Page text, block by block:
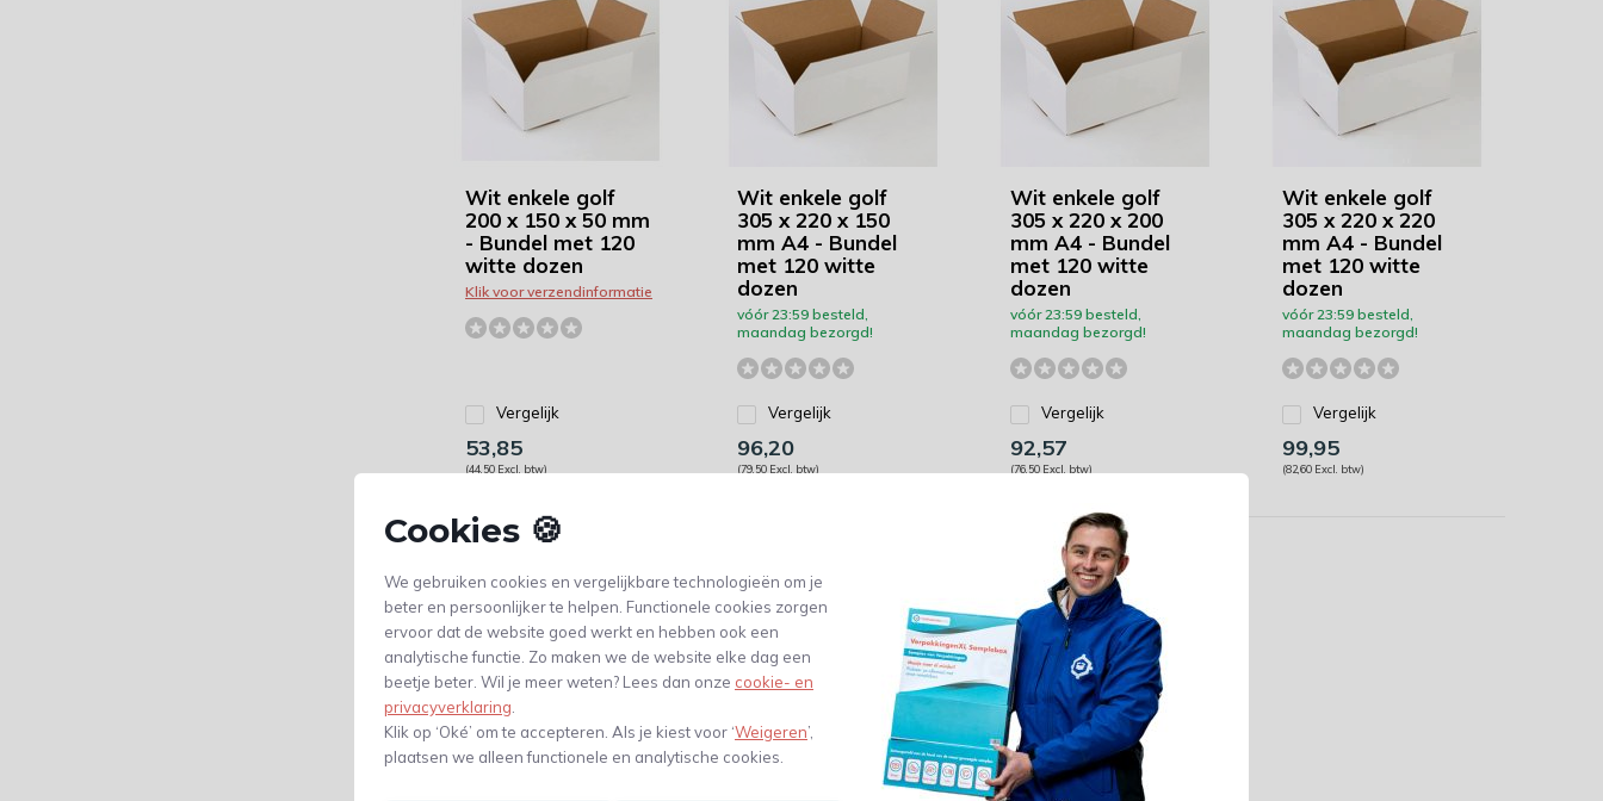
Cookies 🍪
We gebruiken cookies en vergelijkbare technologieën om je
beter en persoonlijker te helpen. Functionele cookies zorgen
ervoor dat de website goed werkt en hebben ook een
analytische functie. Zo maken we de website elke dag een
beetje beter. Wil je meer weten? Lees dan onze cookie- en
privacyverklaring
Klik op ‘Oké’ om te accepteren. Als je kiest voor ‘Weigeren’,
plaatsen we alleen functionele en analytische cookies.
Wit enkele golf
200 x 150 x 50 mm
- Bundel met 120
witte dozen
Klik voor verzendinformatie
Vergelijk
53,85
(44,50 Excl. btw)
Wit enkele golf
305 x 220 x 150
mm A4 - Bundel
met 120 witte
dozen
vóór 23:59 besteld,
maandag bezorgd!
Vergelijk
96,20
(79,50 Excl. btw)
Wit enkele golf
305 x 220 x 200
mm A4 - Bundel
met 120 witte
dozen
vóór 23:59 besteld,
maandag bezorgd!
Vergelijk
92,57
(76,50 Excl. btw)
Wit enkele golf
305 x 220 x 220
mm A4 - Bundel
met 120 witte
dozen
vóór 23:59 besteld,
maandag bezorgd!
Vergelijk
99,95
(82,60 Excl. btw)